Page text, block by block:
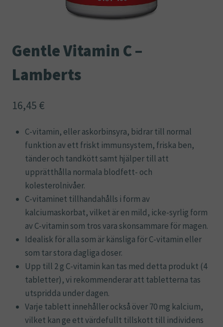
Gentle Vitamin C –
Lamberts
16,45 €
C-vitamin, eller askorbinsyra, bidrar till normal
funktion av ett friskt immunsystem, friska ben,
tänder och tandkött samt hjälper till att
upprätthålla normala blodfett- och
kolesterolnivåer.
C-vitaminet tillhandahålls i form av
kalciumaskorbat, vilket är en mild, icke-syrlig form
av C-vitamin som tros vara skonsammare för magen.
Idealisk för alla som är känsliga för C-vitamin eller
som tar stora dagliga doser.
Upp till 2 g C-vitamin kan tas med detta produkt (4
tabletter), vi rekommenderar att tabletterna tas
utspridda under dagen.
Varje tablett innehåller också över 70 mg kalcium,
vilket kan ge ett värdefullt tillskott till individens